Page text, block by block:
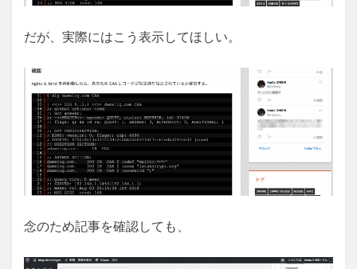
だが、実際にはこう表示してほしい。
念のため記事を確認しても、